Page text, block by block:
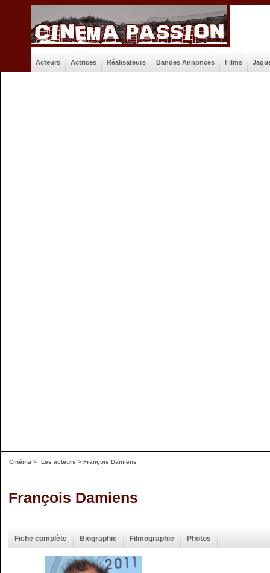
Acteurs Actrices Réalisateurs Bandes Annonces Films
Cinéma > Les acteurs > François Damiens
François Damiens
Fiche complète Biographie Filmographie Photos